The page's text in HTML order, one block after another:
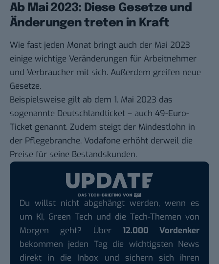
Ab Mai 2023: Diese Gesetze und
Änderungen treten in Kraft
Wie fast jeden Monat bringt auch der Mai 2023
einige wichtige Veränderungen für Arbeitnehmer
und Verbraucher mit sich. Außerdem greifen neue
Gesetze.
Beispielsweise gilt ab dem 1. Mai 2023 das
sogenannte Deutschlandticket – auch 49-Euro-
Ticket genannt. Zudem steigt der Mindestlohn in
der Pflegebranche. Vodafone erhöht derweil die
Preise für seine Bestandskunden.
Du willst nicht abgehängt werden, wenn es
um KI, Green Tech und die Tech-Themen von
Morgen geht? Über 12.000 Vordenker
bekommen jeden Tag die wichtigsten News
direkt in die Inbox und sichern sich ihren